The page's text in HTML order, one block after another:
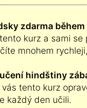
zdarma
kurz a sami se
mnohem
učení hindštiny
vás tento kurz
každý den učili.